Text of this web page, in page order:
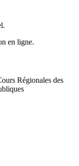
en ligne.
Régionales des